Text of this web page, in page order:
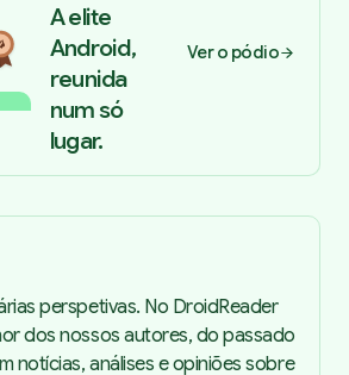
A elite
Android,
reunida
num só
lugar.
Ver o pódio
perspetivas. No DroidReader
dos nossos autores, do passado
notícias, análises e opiniões sobre